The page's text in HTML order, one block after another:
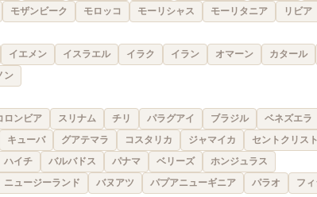
モザンビーク モロッコ モーリシャス モーリタニア リビア
イエメン イスラエル イラク イラン オマーン カタール
ン
ロンビア スリナム チリ パラグアイ ブラジル ベネズエラ
キューバ グアテマラ コスタリカ ジャマイカ セントクリス
ハイチ バルバドス パナマ ベリーズ ホンジュラス
ニュージーランド バヌアツ パプアニューギニア パラオ フ